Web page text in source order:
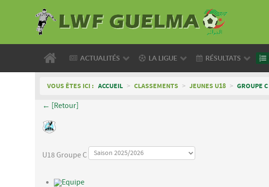
ACTUALITÉS LA LIGUE RÉSULTATS
VOUS ÊTES ICI : ACCUEIL > CLASSEMENTS > JEUNES U18 > GROUPE C
← [Retour]
U18 Groupe C
Equipe